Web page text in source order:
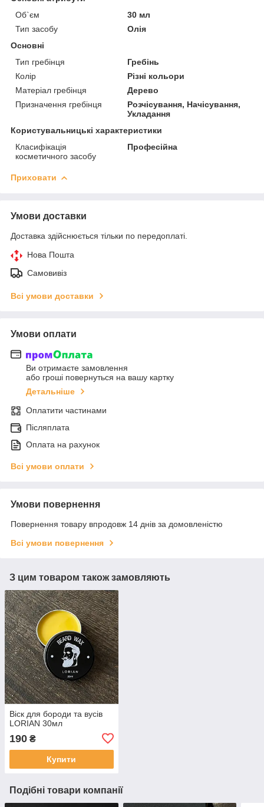
Об`єм
30 мл
Тип засобу
Олія
Основні
Тип гребінця
Гребінь
Колір
Різні кольори
Матеріал гребінця
Дерево
Призначення гребінця
Розчісування, Начісування,
Укладання
Користувальницькі характеристики
Класифікація
косметичного засобу
Професійна
Приховати
Умови доставки
Доставка здійснюється тільки по передоплаті.
Нова Пошта
Самовивіз
Всі умови доставки
Умови оплати
Ви отримаєте замовлення
або гроші повернуться на вашу картку
Детальніше
Оплатити частинами
Післяплата
Оплата на рахунок
Всі умови оплати
Умови повернення
Повернення товару впродовж 14 днів за домовленістю
Всі умови повернення
З цим товаром також замовляють
Віск для бороди та вусів
LORIAN 30мл
190 ₴
Купити
Подібні товари компанії